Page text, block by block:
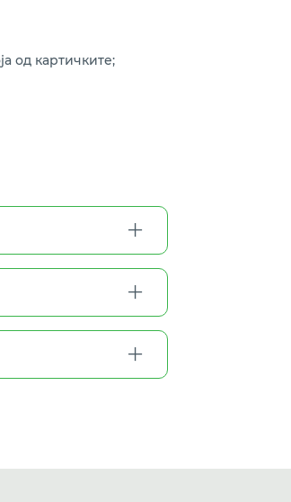
од картичките;